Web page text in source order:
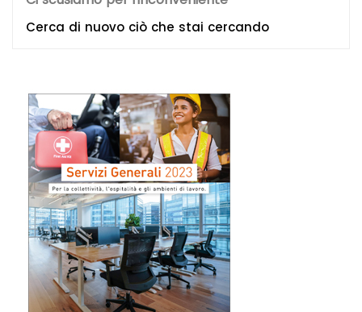
Cerca di nuovo ciò che stai cercando